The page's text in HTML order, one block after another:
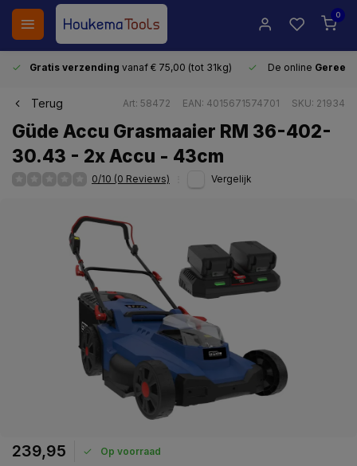
0
Gratis verzending vanaf € 75,00 (tot 31kg) De online
Terug Art: 58472 EAN: 4015671574701 SKU: 21934
Güde Accu Grasmaaier RM 36-402-
30.43 - 2x Accu - 43cm
0/10 (0 Reviews) Vergelijk
239,95 Op voorraad